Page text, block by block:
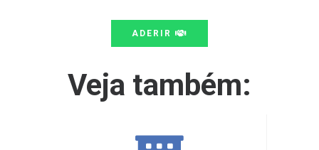
ADERIR
Veja também: